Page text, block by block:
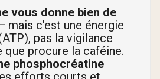
vous donne bien de
mais c'est une énergie
pas la vigilance
que procure la caféine.
phosphocréatine